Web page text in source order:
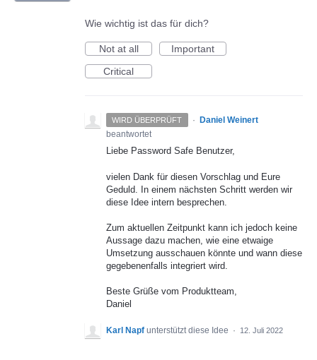
Wie wichtig ist das für dich?
Not at all
Important
Critical
WIRD ÜBERPRÜFT ·
Daniel Weinert
beantwortet
Liebe Password Safe Benutzer,
vielen Dank für diesen Vorschlag und Eure
Geduld. In einem nächsten Schritt werden wir
diese Idee intern besprechen.
Zum aktuellen Zeitpunkt kann ich jedoch keine
Aussage dazu machen, wie eine etwaige
Umsetzung ausschauen könnte und wann diese
gegebenenfalls integriert wird.
Beste Grüße vom Produktteam,
Daniel
Karl Napf unterstützt diese Idee · 12. Juli 2022